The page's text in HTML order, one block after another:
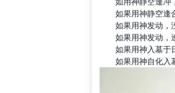
如果用神静空逢合
如果用神发动，没
如果用神发动，逢
如果用神入墓于日
如果用神自化入墓